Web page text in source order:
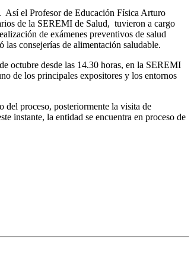
Así el Profesor de Educación Física Arturo
de la SEREMI de Salud, tuvieron a cargo
de exámenes preventivos de salud
consejerías de alimentación saludable.
octubre desde las 14.30 horas, en la SEREMI
de los principales expositores y los entornos
del proceso, posteriormente la visita de
instante, la entidad se encuentra en proceso de